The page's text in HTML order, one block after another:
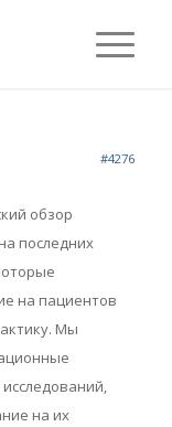
#4276
обзор
последних
на пациентов
Мы
на их